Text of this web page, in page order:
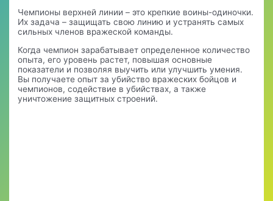
Чемпионы верхней линии – это крепкие воины-одиночки.
Их задача – защищать свою линию и устранять самых
сильных членов вражеской команды.
Когда чемпион зарабатывает определенное количество
опыта, его уровень растет, повышая основные
показатели и позволяя выучить или улучшить умения.
Вы получаете опыт за убийство вражеских бойцов и
чемпионов, содействие в убийствах, а также
уничтожение защитных строений.